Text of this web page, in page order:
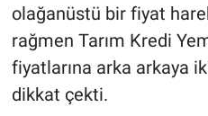
olağanüstü bir fiyat
rağmen Tarım Kredi
fiyatlarına arka arkaya
dikkat çekti.